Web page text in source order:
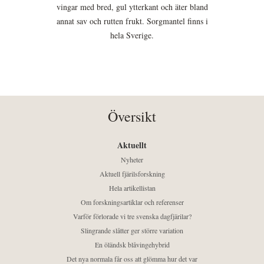
vingar med bred, gul ytterkant och äter bland
annat sav och rutten frukt. Sorgmantel finns i
hela Sverige.
Översikt
Aktuellt
Nyheter
Aktuell fjärilsforskning
Hela artikellistan
Om forskningsartiklar och referenser
Varför förlorade vi tre svenska dagfjärilar?
Slingrande slåtter ger större variation
En öländsk blåvingehybrid
Det nya normala får oss att glömma hur det var